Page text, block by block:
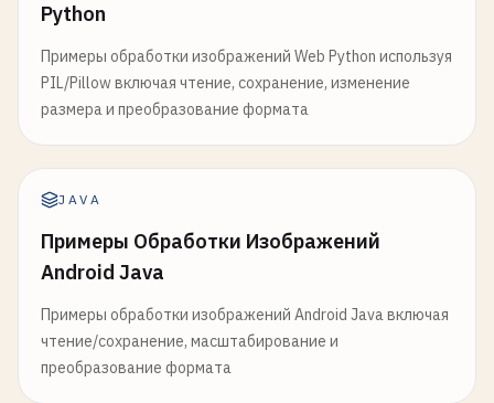
Python
Примеры обработки изображений Web Python используя
PIL/Pillow включая чтение, сохранение, изменение
размера и преобразование формата
JAVA
Примеры Обработки Изображений
Android Java
Примеры обработки изображений Android Java включая
чтение/сохранение, масштабирование и
преобразование формата